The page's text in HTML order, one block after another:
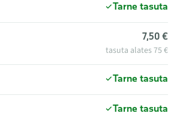
Tarne tasuta
7,50 €
tasuta alates 75 €
Tarne tasuta
Tarne tasuta